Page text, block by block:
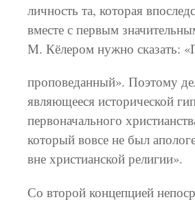
личность та, которая
вместе с первым
М. Кёлером нужно сказать:
проповеданный». Поэтому
являющееся исторической
первоначального
который вовсе не был
вне христианской религии».
Со второй концепцией